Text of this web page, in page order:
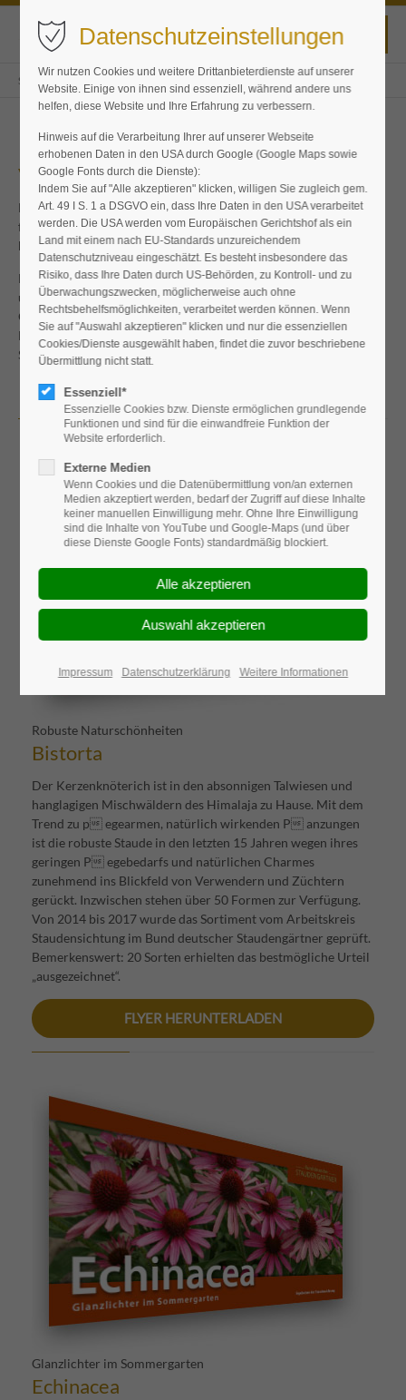
Datenschutzeinstellungen
Wir nutzen Cookies und weitere Drittanbieterdienste auf unserer
Website. Einige von ihnen sind essenziell, während andere uns
helfen, diese Website und Ihre Erfahrung zu verbessern.
Hinweis auf die Verarbeitung Ihrer auf unserer Webseite
erhobenen Daten in den USA durch Google (Google Maps sowie
Google Fonts durch die Dienste):
Indem Sie auf "Alle akzeptieren" klicken, willigen Sie zugleich gem.
Art. 49 I S. 1 a DSGVO ein, dass Ihre Daten in den USA verarbeitet
werden. Die USA werden vom Europäischen Gerichtshof als ein
Land mit einem nach EU-Standards unzureichendem
Datenschutzniveau eingeschätzt. Es besteht insbesondere das
Risiko, dass Ihre Daten durch US-Behörden, zu Kontroll- und zu
Überwachungszwecken, möglicherweise auch ohne
Rechtsbehelfsmöglichkeiten, verarbeitet werden können. Wenn
Sie auf "Auswahl akzeptieren" klicken und nur die essenziellen
Cookies/Dienste ausgewählt haben, findet die zuvor beschriebene
Übermittlung nicht statt.
Essenziell*
Essenzielle Cookies bzw. Dienste ermöglichen grundlegende
Funktionen und sind für die einwandfreie Funktion der
Website erforderlich.
Externe Medien
Wenn Cookies und die Datenübermittlung von/an externen
Medien akzeptiert werden, bedarf der Zugriff auf diese Inhalte
keiner manuellen Einwilligung mehr. Ohne Ihre Einwilligung
sind die Inhalte von YouTube und Google-Maps (und über
diese Dienste Google Fonts) standardmäßig blockiert.
Impressum Datenschutzerklärung Weitere Informationen
Staudensterne
Veröffentlichungen
Hier finden Sie eine Zusammenfassung der Sichtungsergebnisse
für die einzelnen Sortimente. Die ansprechend aufbereiteten und
bebilderten Faltblätter können als pdf heruntergeladen werden.
Darüber hinaus hält der BdS zahlreiche weitere Broschüren rund
um das Thema Stauden bereit – von Informationen zu
Qualitätsmerkmalen über einen Blühkalender bis zu
Beschreibungen und Pflanzlisten der beliebten
Staudenmischpflanzungen.
Robuste Naturschönheiten
Bistorta
Der Kerzenknöterich ist in den absonnigen Talwiesen und
hanglagigen Mischwäldern des Himalaja zu Hause. Mit dem
Trend zu p egearmen, natürlich wirkenden P anzungen
ist die robuste Staude in den letzten 15 Jahren wegen ihres
geringen P egebedarfs und natürlichen Charmes
zunehmend ins Blickfeld von Verwendern und Züchtern
gerückt. Inzwischen stehen über 50 Formen zur Verfügung.
Von 2014 bis 2017 wurde das Sortiment vom Arbeitskreis
Staudensichtung im Bund deutscher Staudengärtner geprüft.
Bemerkenswert: 20 Sorten erhielten das bestmögliche Urteil
„ausgezeichnet“.
FLYER HERUNTERLADEN
Glanzlichter im Sommergarten
Echinacea